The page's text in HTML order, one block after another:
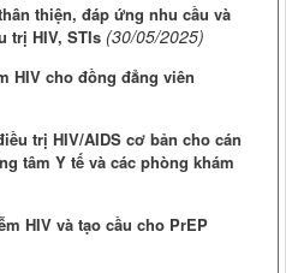
thiện, đáp ứng nhu cầu và
trị HIV, STIs (30/05/2025)
HIV cho đồng đẳng viên
trị HIV/AIDS cơ bản cho cán
tâm Y tế và các phòng khám
HIV và tạo cầu cho PrEP